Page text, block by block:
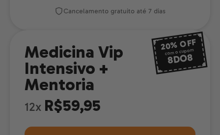
Cancelamento gratuito até 7 dias
20%OFF
com o cupom
8DO8
Medicina Vip
Intensivo +
Mentoria
12x R$59,95